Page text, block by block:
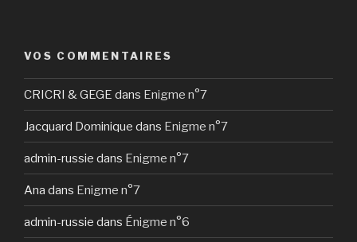
VOS COMMENTAIRES
CRICRI & GEGE dans Enigme n°7
Jacquard Dominique dans Enigme n°7
admin-russie dans Enigme n°7
Ana dans Enigme n°7
admin-russie dans Énigme n°6